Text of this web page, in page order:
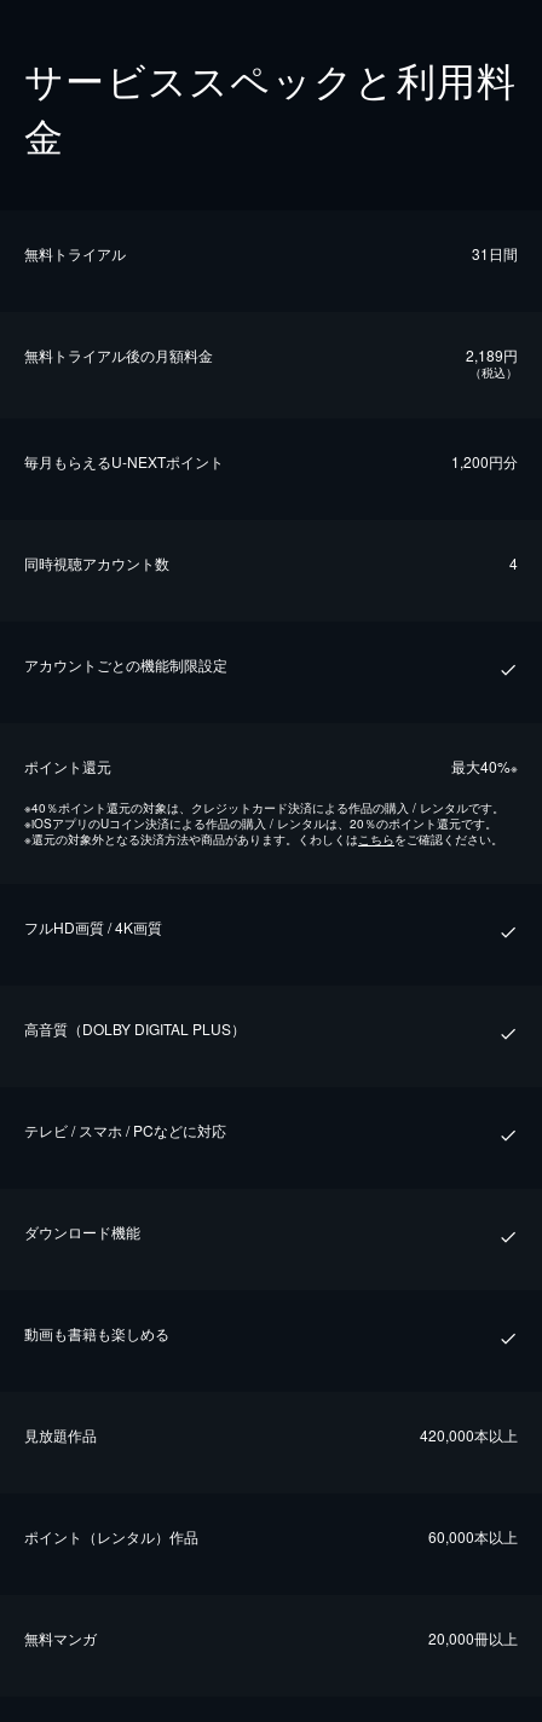
サービススペックと利用料
金
無料トライアル 31日間
無料トライアル後の⽉額料金 2,189円
（税込）
毎⽉もらえるU-NEXTポイント 1,200円分
同時視聴アカウント数 4
アカウントごとの機能制限設定
ポイント還元 最⼤40%※
※40％ポイント還元の対象は、クレジットカード決済による作品の購入 / レンタルです。
※iOSアプリのUコイン決済による作品の購入 / レンタルは、20％のポイント還元です。
※還元の対象外となる決済方法や商品があります。くわしくは こちらをご確認ください。
フルHD画質 / 4K画質
⾼⾳質（DOLBY DIGITAL PLUS）
テレビ / スマホ / PCなどに対応
ダウンロード機能
動画も書籍も楽しめる
⾒放題作品 420,000本以上
ポイント（レンタル）作品 60,000本以上
無料マンガ 20,000冊以上